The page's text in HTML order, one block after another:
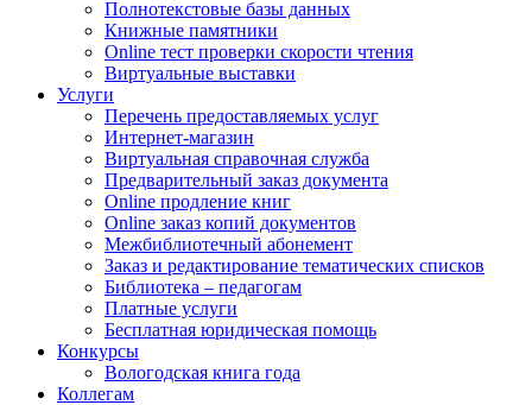
Полнотекстовые базы данных
Книжные памятники
Online тест проверки скорости чтения
Виртуальные выставки
Услуги
Перечень предоставляемых услуг
Интернет-магазин
Виртуальная справочная служба
Предварительный заказ документа
Online продление книг
Online заказ копий документов
Межбиблиотечный абонемент
Заказ и редактирование тематических списков
Библиотека – педагогам
Платные услуги
Бесплатная юридическая помощь
Конкурсы
Вологодская книга года
Коллегам